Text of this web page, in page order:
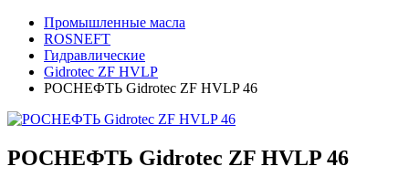
Промышленные масла
ROSNEFT
Гидравлические
Gidrotec ZF HVLP
РОСНЕФТЬ Gidrotec ZF HVLP 46
РОСНЕФТЬ Gidrotec ZF HVLP 46